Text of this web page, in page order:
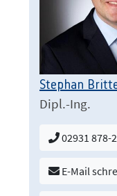
Stephan
Dipl.-Ing.
02931 878-
E-Mail